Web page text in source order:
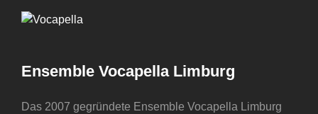
Ensemble Vocapella Limburg
Das 2007 gegründete Ensemble Vocapella Limburg